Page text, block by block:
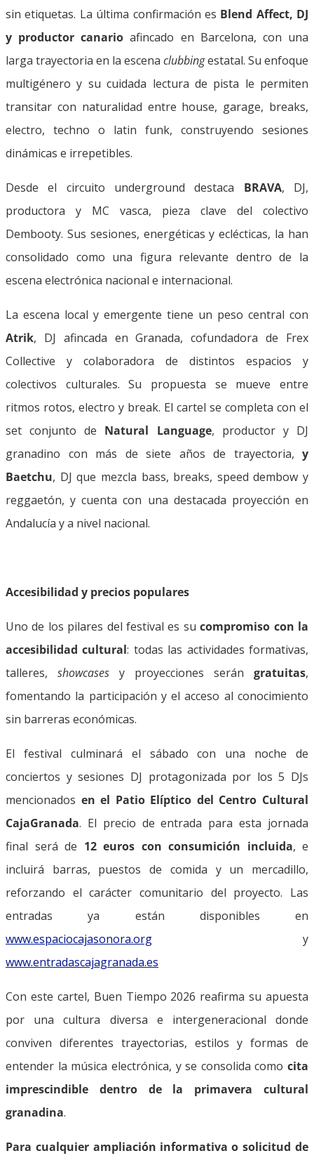
sin etiquetas. La última confirmación es Blend Affect, DJ
y productor canarioafincado en Barcelona, con una
larga trayectoria en la escena clubbingestatal. Su enfoque
multigénero y su cuidada lectura de pista le permiten
transitar con naturalidad entre house, garage, breaks,
electro, techno o latin funk, construyendo sesiones
dinámicas e irrepetibles.
Desde el circuito underground destaca BRAVA, DJ,
productora y MC vasca, pieza clave del colectivo
Dembooty. Sus sesiones, energéticas y eclécticas, la han
consolidado como una figura relevante dentro de la
escena electrónica nacional e internacional.
La escena local y emergente tiene un peso central con
Atrik, DJ afincada en Granada, cofundadora de Frex
Collective y colaboradora de distintos espacios y
colectivos culturales. Su propuesta se mueve entre
ritmos rotos, electro y break. El cartel se completa con el
set conjunto de Natural Language, productor y DJ
granadino con más de siete años de trayectoria, y
Baetchu, DJ que mezcla bass, breaks, speed dembow y
reggaetón, y cuenta con una destacada proyección en
Andalucía y a nivel nacional.
Accesibilidad y precios populares
Uno de los pilares del festival es su compromiso con la
accesibilidad cultural: todas las actividades formativas,
talleres, showcases y proyecciones serán gratuitas,
fomentando la participación y el acceso al conocimiento
sin barreras económicas.
El festival culminará el sábado con una noche de
conciertos y sesiones DJ protagonizada por los 5 DJs
mencionados en el Patio Elíptico del Centro Cultural
CajaGranada. El precio de entrada para esta jornada
final será de 12 euros con consumición incluida, e
incluirá barras, puestos de comida y un mercadillo,
reforzando el carácter comunitario del proyecto. Las
entradas ya están disponibles en
www.espaciocajasonora.org y
www.entradascajagranada.es
Con este cartel, Buen Tiempo 2026 reafirma su apuesta
por una cultura diversa e intergeneracional donde
conviven diferentes trayectorias, estilos y formas de
entender la música electrónica, y se consolida como cita
imprescindible dentro de la primavera cultural
granadina.
Para cualquier ampliación informativa o solicitud de